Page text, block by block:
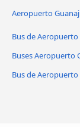
Aeropuerto
Bus de Aeropuerto
Buses Aeropuerto
Bus de